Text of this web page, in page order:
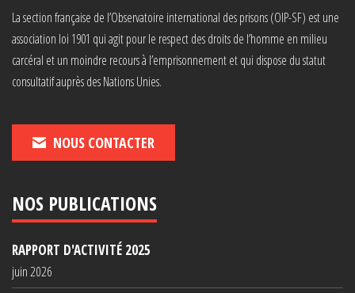
La section française de l’Observatoire international des prisons (OIP-SF) est une
association loi 1901 qui agit pour le respect des droits de l’homme en milieu
carcéral et un moindre recours à l’emprisonnement et qui dispose du statut
consultatif auprès des Nations Unies.
NOUS CONTACTER
NOS PUBLICATIONS
RAPPORT D'ACTIVITÉ 2025
juin 2026